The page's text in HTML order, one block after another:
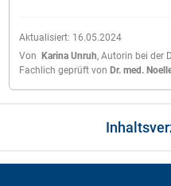
Aktualisiert: 16.05.2024
Von
Karina Unruh, Autorin bei der
Fachlich geprüft von Dr. med.